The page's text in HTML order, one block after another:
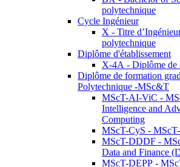
polytechnique
Cycle Ingénieur
X - Titre
polytechnique
Diplôme d'établissement
X-4A - Diplôme de
Diplôme de formation
Polytechnique -MSc&T
MScT-AI-ViC -
Intelligence and
Computing
MScT-CyS -
MScT-DDDF -
Data and Finance
MScT-DEPP -